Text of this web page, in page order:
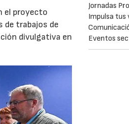
el proyecto
de trabajos de
divulgativa en
Jornadas
Impulsa tus
Eventos